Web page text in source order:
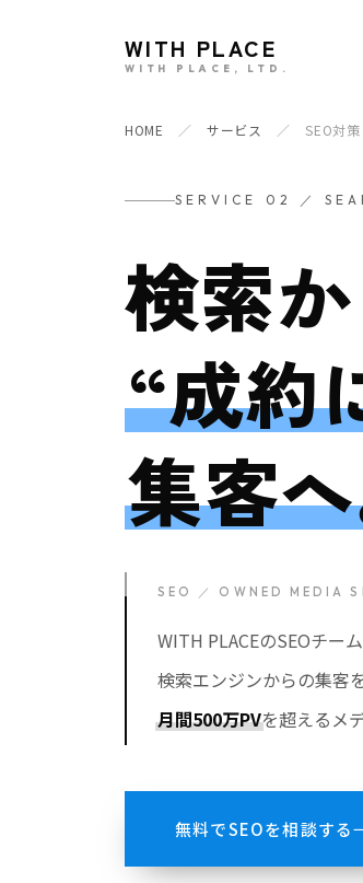
WITH PLACE
WITH PLACE, LTD.
HOME ／ サービス ／ SEO対策
SERVICE 02 ／
検索か
“成約
集客
SEO ／ OWNED MEDIA
WITH PLACEのSEOチーム
検索エンジンからの集客
月間500万PVを超えるメ
無料でSEOを相談する